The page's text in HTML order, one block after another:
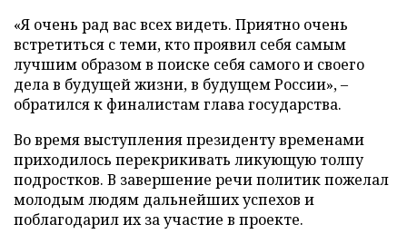
«Я очень рад вас всех видеть. Приятно очень
встретиться с теми, кто проявил себя самым
лучшим образом в поиске себя самого и своего
дела в будущей жизни, в будущем России», –
обратился к финалистам глава государства.
Во время выступления президенту временами
приходилось перекрикивать ликующую толпу
подростков. В завершение речи политик пожелал
молодым людям дальнейших успехов и
поблагодарил их за участие в проекте.